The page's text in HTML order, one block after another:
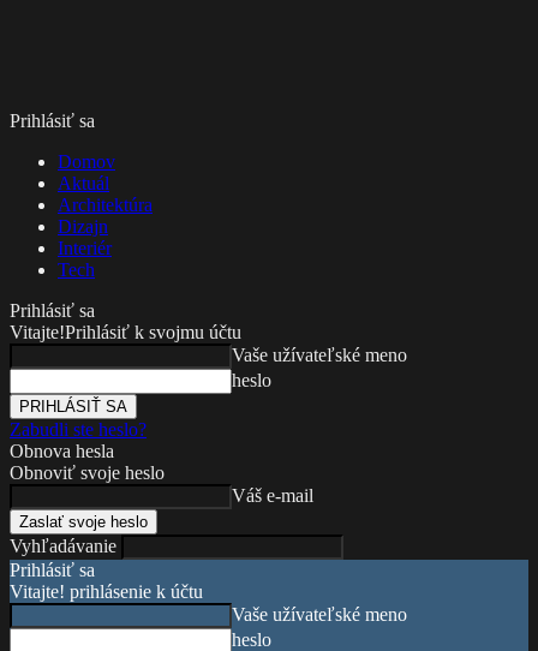
Prihlásiť sa
Domov
Aktuál
Architektúra
Dizajn
Interiér
Tech
Prihlásiť sa
Vitajte!Prihlásiť k svojmu účtu
Vaše užívateľské meno
heslo
Zabudli ste heslo?
Obnova hesla
Obnoviť svoje heslo
Váš e-mail
Vyhľadávanie
Prihlásiť sa
Vitajte! prihlásenie k účtu
Vaše užívateľské meno
heslo